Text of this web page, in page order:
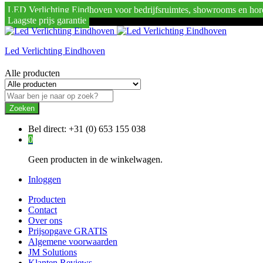
LED Verlichting Eindhoven voor bedrijfsruimtes, showrooms en
Laagste prijs garantie
Led Verlichting Eindhoven
Alle producten
Zoeken
Bel direct: +31 (0) 653 155 038
0
Geen producten in de winkelwagen.
Inloggen
Producten
Contact
Over ons
Prijsopgave GRATIS
Algemene voorwaarden
JM Solutions